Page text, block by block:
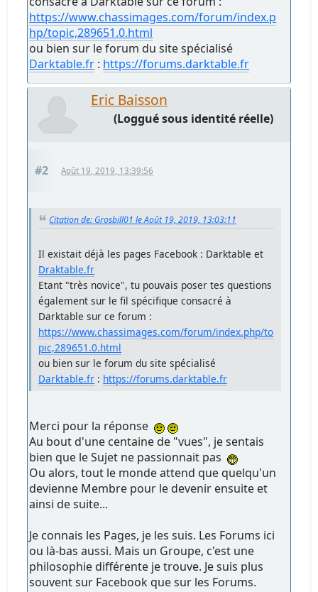
https://www.chassimages.com/forum/index.p
hp/topic,289651.0.html
ou bien sur le forum du site spécialisé
Darktable.fr : https://forums.darktable.fr
Eric Baisson
(Loggué sous identité réelle)
#2 Août 19, 2019, 13:39:56
Citation de: Grosbill01 le Août 19, 2019, 13:03:11
Il existait déjà les pages Facebook : Darktable et
Draktable.fr
Etant "très novice", tu pouvais poser tes questions
également sur le fil spécifique consacré à
Darktable sur ce forum :
https://www.chassimages.com/forum/index.php/to
pic,289651.0.html
ou bien sur le forum du site spécialisé
Darktable.fr : https://forums.darktable.fr
Merci pour la réponse
Au bout d'une centaine de "vues", je sentais
bien que le Sujet ne passionnait pas
Ou alors, tout le monde attend que quelqu'un
devienne Membre pour le devenir ensuite et
ainsi de suite...
Je connais les Pages, je les suis. Les Forums ici
ou là-bas aussi. Mais un Groupe, c'est une
philosophie différente je trouve. Je suis plus
souvent sur Facebook que sur les Forums.